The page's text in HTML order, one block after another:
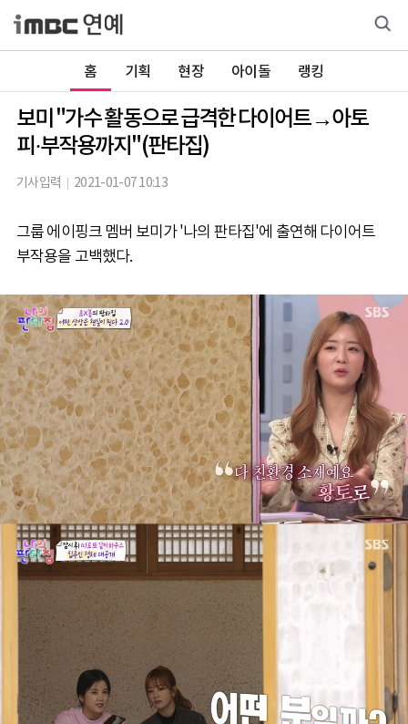
홈 기획 현장 아이돌 랭킹
보미 "가수 활동으로 급격한 다이어트→아토
피·부작용까지"(판타집)
기사입력 2021-01-07 10:13
그룹 에이핑크 멤버 보미가 '나의 판타집'에 출연해 다이어트
부작용을 고백했다.